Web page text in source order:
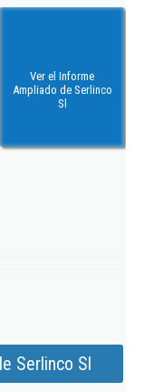
Ver el Informe
Ampliado de Serlinco
Sl
Serlinco Sl